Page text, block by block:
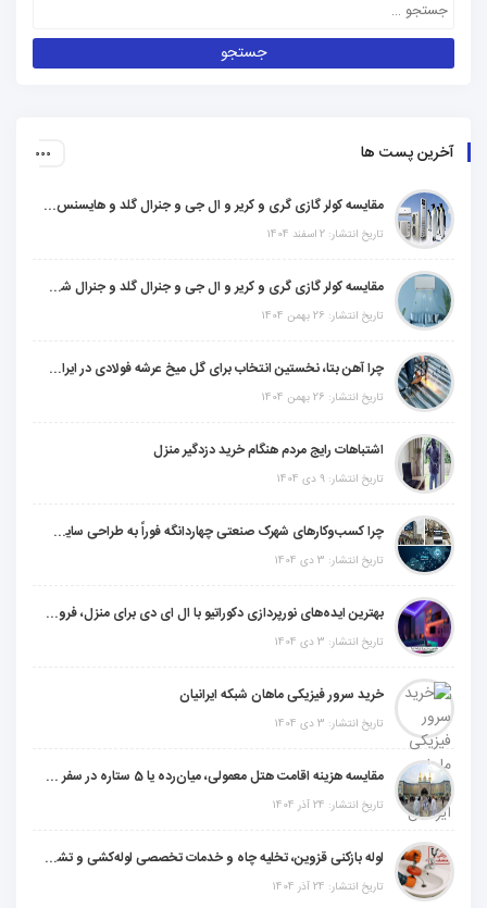
آخرین پست ها
مقایسه کولر گازی گری و کریر و ال جی و جنرال گلد و هایسنس و مدیا و اجنرال
تاریخ انتشار: 2 اسفند 1404
مقایسه کولر گازی گری و کریر و ال جی و جنرال گلد و جنرال شکار و سامسونگ و یونیوا
تاریخ انتشار: 26 بهمن 1404
چرا آهن بتا، نخستین انتخاب برای گل میخ عرشه فولادی در ایران است؟
تاریخ انتشار: 26 بهمن 1404
اشتباهات رایج مردم هنگام خرید دزدگیر منزل
تاریخ انتشار: 9 دی 1404
چرا کسب‌وکارهای شهرک صنعتی چهاردانگه فوراً به طراحی سایت نیاز دارند؟
تاریخ انتشار: 3 دی 1404
بهترین ایده‌های نورپردازی دکوراتیو با ال ای دی برای منزل، فروشگاه و دفتر کار
تاریخ انتشار: 3 دی 1404
خرید سرور فیزیکی ماهان شبکه ایرانیان
تاریخ انتشار: 3 دی 1404
مقایسه هزینه اقامت هتل معمولی، میان‌رده یا 5 ستاره در سفر زیارتی عراق
تاریخ انتشار: 24 آذر 1404
لوله بازکنی قزوین، تخلیه چاه و خدمات تخصصی لوله‌کشی و تشخیص ترکیدگی
تاریخ انتشار: 24 آذر 1404